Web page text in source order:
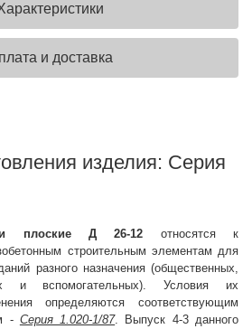
и доставка
изделия: Серия
плоские Д 26-12 относятся к
строительным элементам для
разного назначения (общественных,
и вспомогательных). Условия их
определяются соответствующим
- Серия 1.020-1/87. Выпуск 4-3 данного